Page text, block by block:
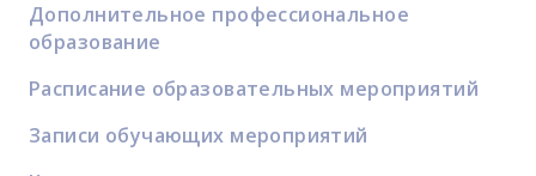
Дополнительное профессиональное
образование
Расписание образовательных мероприятий
Записи обучающих мероприятий